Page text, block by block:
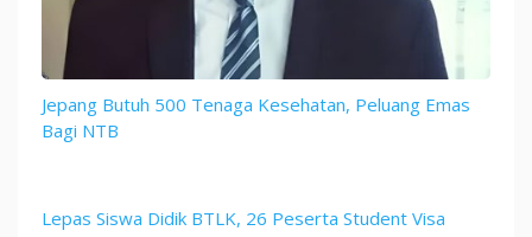
Jepang Butuh 500 Tenaga Kesehatan, Peluang Emas
Bagi NTB
Lepas Siswa Didik BTLK, 26 Peserta Student Visa